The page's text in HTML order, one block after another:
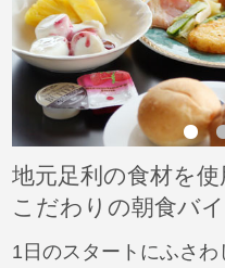
地元足利の食材を使
こだわりの朝食バ
1日のスタートにふさ